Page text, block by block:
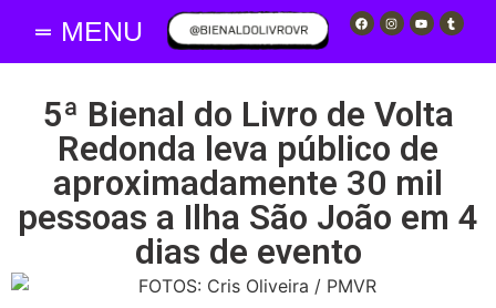
MENU
5ª Bienal do Livro de Volta
Redonda leva público de
aproximadamente 30 mil
pessoas a Ilha São João em 4
dias de evento